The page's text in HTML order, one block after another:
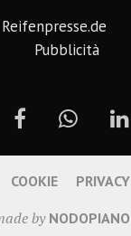
Reifenpresse.de
Pubblicità
byNODOPIANO
COOKIE PRIVACY